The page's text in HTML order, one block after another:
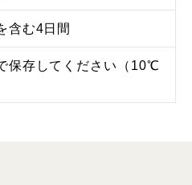
含む4日間
保存してください（10℃